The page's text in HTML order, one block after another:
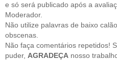
e só será publicado após a
Moderador.
Não utilize palavras de baixo
obscenas.
Não faça comentários repetidos!
puder, AGRADEÇA nosso